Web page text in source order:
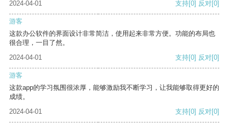
2024-04-01
支持[0] 反对[0]
游客
这款办公软件的界面设计非常简洁，使用起来非常方便。功能的布局也
很合理，一目了然。
2024-04-01
支持[0] 反对[0]
游客
这款app的学习氛围很浓厚，能够激励我不断学习，让我能够取得更好的
成绩。
2024-04-01
支持[0] 反对[0]